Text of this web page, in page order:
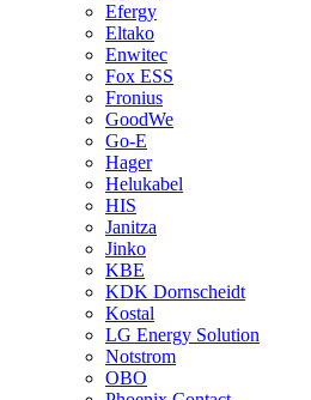
Efergy
Eltako
Enwitec
Fox ESS
Fronius
GoodWe
Go-E
Hager
Helukabel
HIS
Janitza
Jinko
KBE
KDK Dornscheidt
Kostal
LG Energy Solution
Notstrom
OBO